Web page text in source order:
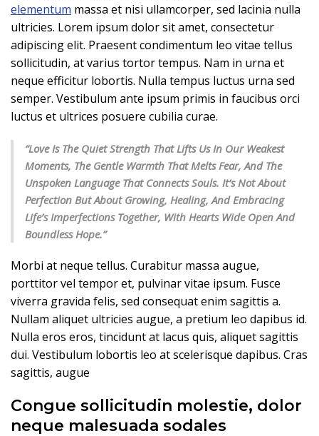
elementum massa et nisi ullamcorper, sed lacinia nulla
ultricies. Lorem ipsum dolor sit amet, consectetur
adipiscing elit. Praesent condimentum leo vitae tellus
sollicitudin, at varius tortor tempus. Nam in urna et
neque efficitur lobortis. Nulla tempus luctus urna sed
semper. Vestibulum ante ipsum primis in faucibus orci
luctus et ultrices posuere cubilia curae.
“Love Is The Quiet Strength That Lifts Us In Our Weakest
Moments, The Gentle Warmth That Melts Fear, And The
Unspoken Language That Connects Souls. It’s Not About
Perfection But About Growing, Healing, And Embracing
Life’s Imperfections Together, With Hearts Wide Open And
Boundless Hope.”
Morbi at neque tellus. Curabitur massa augue,
porttitor vel tempor et, pulvinar vitae ipsum. Fusce
viverra gravida felis, sed consequat enim sagittis a.
Nullam aliquet ultricies augue, a pretium leo dapibus id.
Nulla eros eros, tincidunt at lacus quis, aliquet sagittis
dui. Vestibulum lobortis leo at scelerisque dapibus. Cras
sagittis, augue
Congue sollicitudin molestie, dolor
neque malesuada sodales